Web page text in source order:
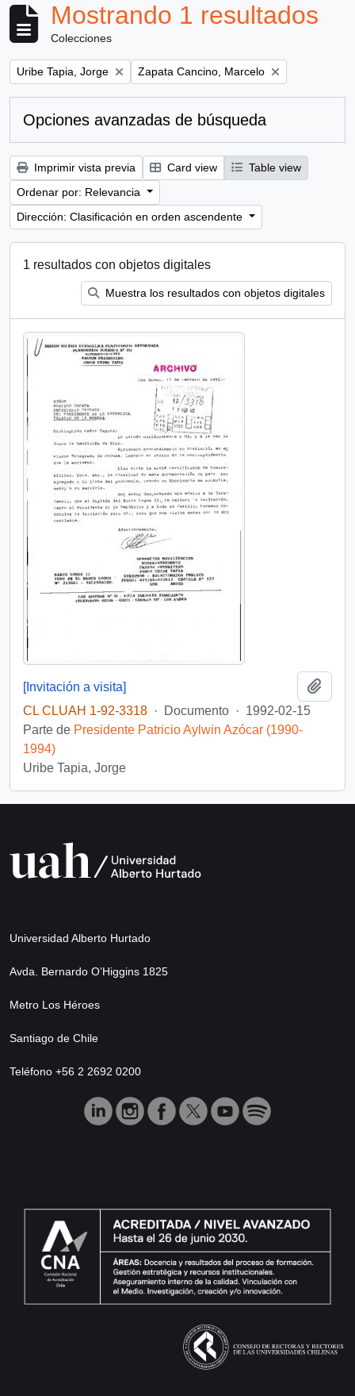
Mostrando 1 resultados
Colecciones
Remove filter:
Uribe Tapia, Jorge Remove filter:
Zapata Cancino, Marcelo
Opciones avanzadas de búsqueda
Imprimir vista previa Card view
Table view
Ordenar por: Relevancia
Dirección: Clasificación en orden ascendente
1 resultados con objetos digitales
Muestra los resultados con objetos digitales
[Invitación a visita]
CL CLUAH 1-92-3318 · Documento · 1992-02-15
Parte de Presidente Patricio Aylwin Azócar (1990-
1994)
Uribe Tapia, Jorge
Universidad Alberto Hurtado
Avda. Bernardo O’Higgins 1825
Metro Los Héroes
Santiago de Chile
Teléfono +56 2 2692 0200